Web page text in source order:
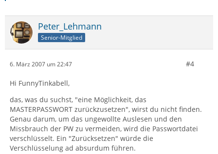
Peter_Lehmann
Senior-Mitglied
6. März 2007 um 22:47 #4
Hi FunnyTinkabell,
das, was du suchst, "eine Möglichkeit, das
MASTERPASSWORT zurückzusetzen", wirst du nicht finden.
Genau darum, um das ungewollte Auslesen und den
Missbrauch der PW zu vermeiden, wird die Passwortdatei
verschlüsselt. Ein "Zurücksetzen" würde die
Verschlüsselung ad absurdum führen.